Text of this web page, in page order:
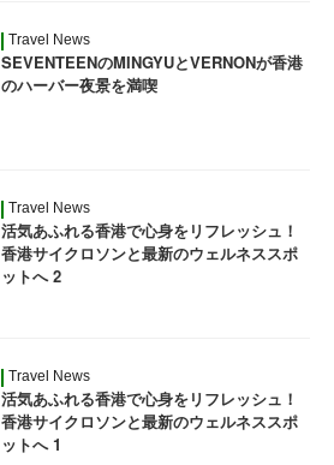
Travel News
SEVENTEENのMINGYUとVERNONが香港
のハーバー夜景を満喫
Travel News
活気あふれる香港で心身をリフレッシュ！
香港サイクロソンと最新のウェルネススポ
ットへ 2
Travel News
活気あふれる香港で心身をリフレッシュ！
香港サイクロソンと最新のウェルネススポ
ットへ 1